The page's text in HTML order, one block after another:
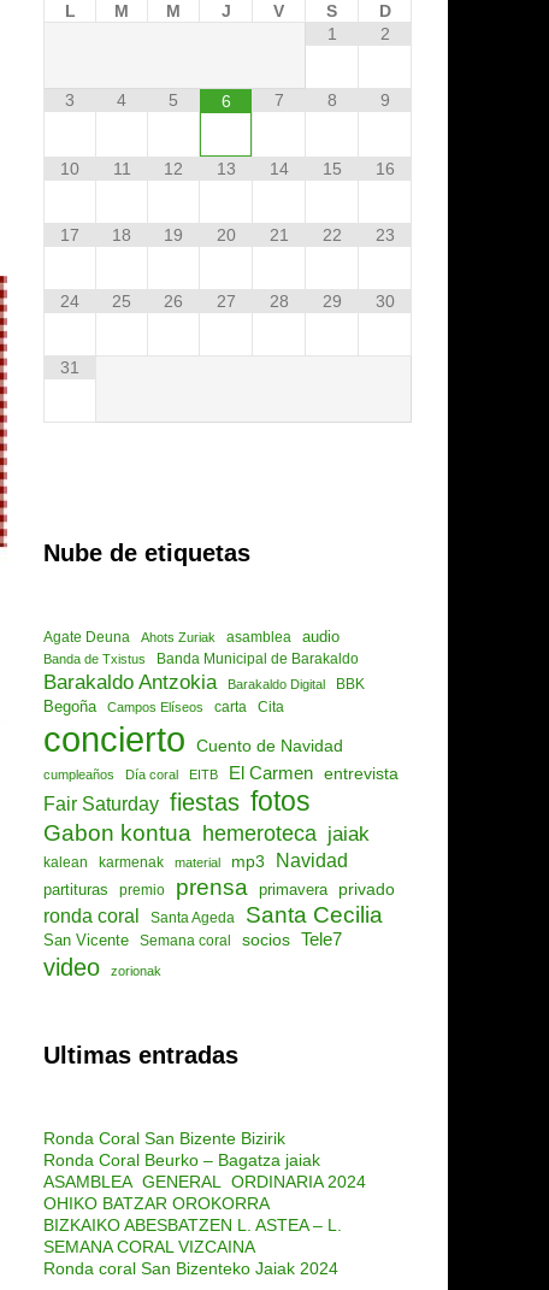
L M M J V S
D
1
2
3 4 5 6 7 8 9
10 11 12 13 14 15 16
17 18 19 20 21 22 23
24 25 26 27 28 29 30
31
Nube de etiquetas
Agate Deuna Ahots Zuriak asamblea audio
Banda de Txistus Banda Municipal de Barakaldo
Barakaldo Antzokia Barakaldo Digital BBK
Begoña Campos Elíseos carta Cita
concierto Cuento de Navidad
cumpleaños Día coral EITB El Carmen entrevista
Fair Saturday fiestas fotos
Gabon kontua hemeroteca jaiak
kalean karmenak material mp3 Navidad
partituras premio prensa primavera privado
ronda coral Santa Ageda Santa Cecilia
San Vicente Semana coral socios Tele7
video zorionak
Ultimas entradas
Ronda Coral San Bizente Bizirik
Ronda Coral Beurko – Bagatza jaiak
ASAMBLEA GENERAL ORDINARIA 2024
OHIKO BATZAR OROKORRA
BIZKAIKO ABESBATZEN L. ASTEA – L.
SEMANA CORAL VIZCAINA
Ronda coral San Bizenteko Jaiak 2024